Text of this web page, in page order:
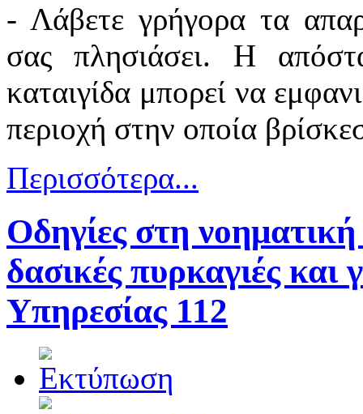
- Λάβετε γρήγορα τα
σας πλησιάσει. Η
καταιγίδα μπορεί να
περιοχή στην οποία
Περισσότερα...
Οδηγίες στη
δασικές πυρκαγιές και
Υπηρεσίας 112